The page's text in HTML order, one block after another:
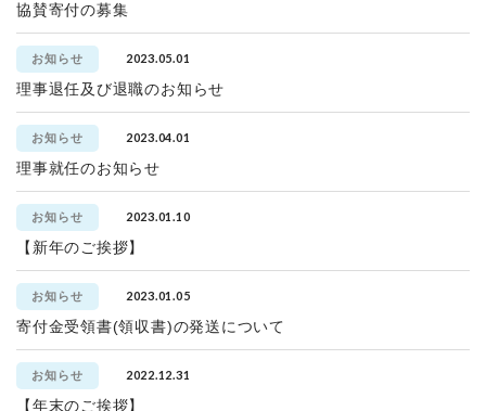
協賛寄付の募集
お知らせ 2023.05.01
理事退任及び退職のお知らせ
お知らせ 2023.04.01
理事就任のお知らせ
お知らせ 2023.01.10
【新年のご挨拶】
お知らせ 2023.01.05
寄付金受領書(領収書)の発送について
お知らせ 2022.12.31
【年末のご挨拶】